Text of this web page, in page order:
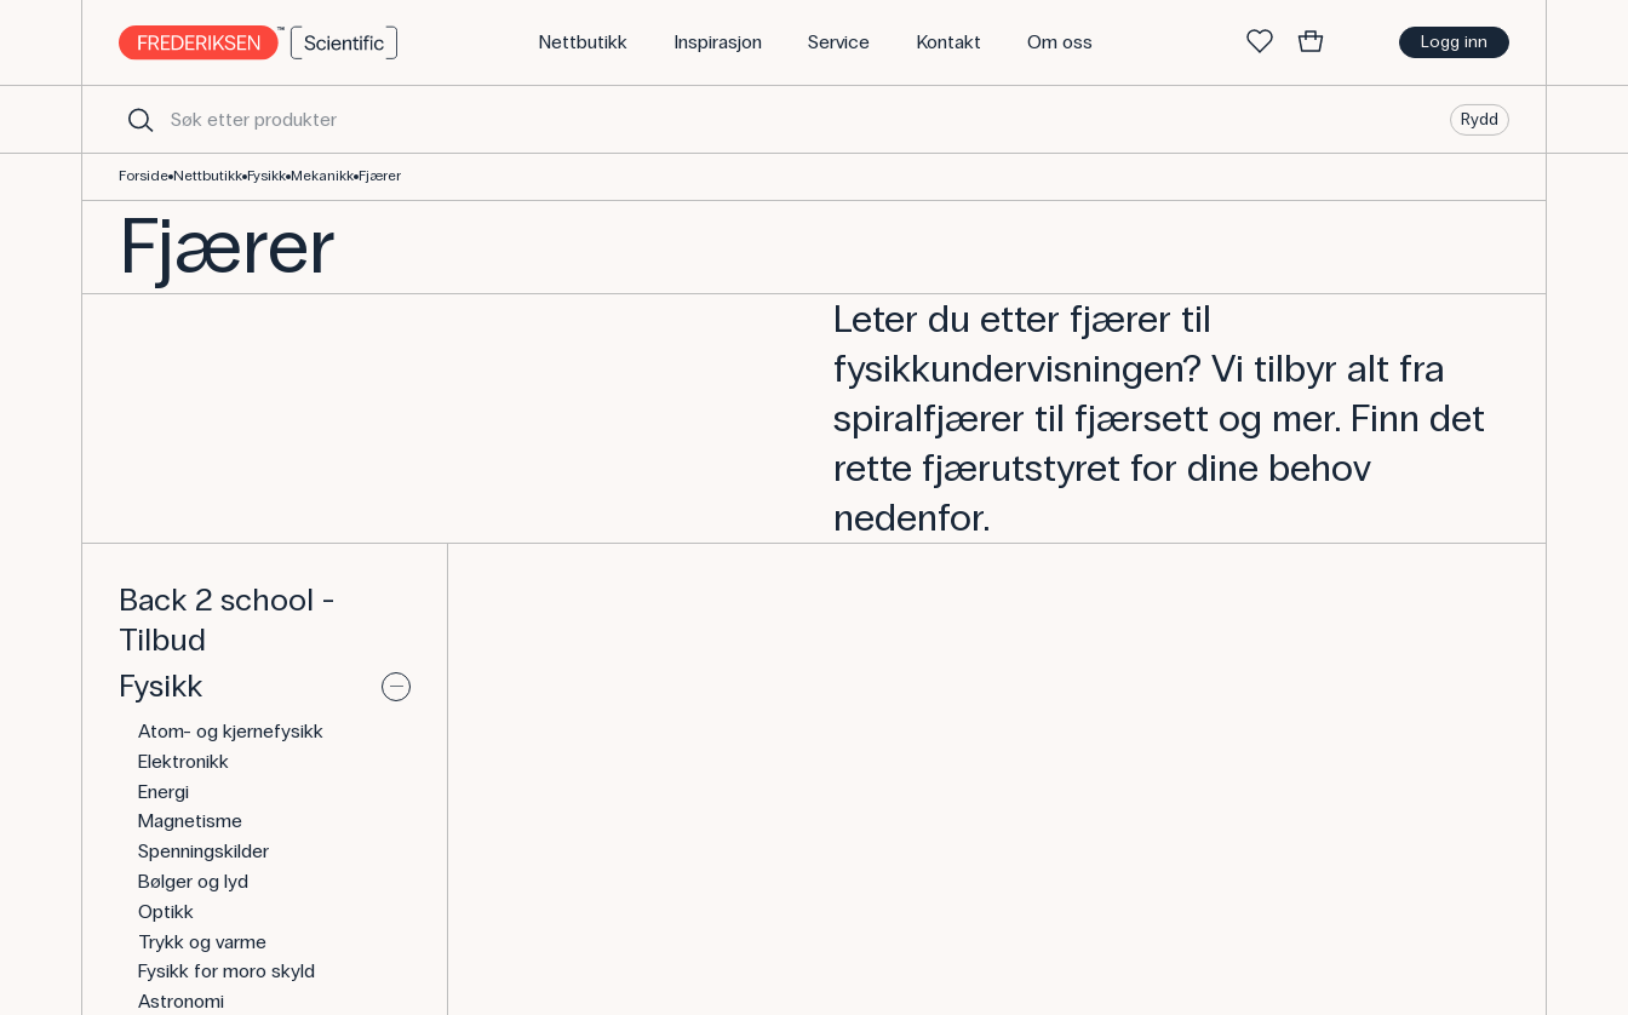
Logg inn
Nettbutikk Inspirasjon Service Kontakt Om oss
Rydd
Forside Nettbutikk Fysikk Mekanikk Fjærer
Fjærer
Leter du etter fjærer til
fysikkundervisningen? Vi tilbyr alt fra
spiralfjærer til fjærsett og mer. Finn det
rette fjærutstyret for dine behov
nedenfor.
Back 2 school -
Tilbud
Fysikk
Atom- og kjernefysikk
Elektronikk
Energi
Magnetisme
Spenningskilder
Bølger og lyd
Optikk
Trykk og varme
Fysikk for moro skyld
Astronomi